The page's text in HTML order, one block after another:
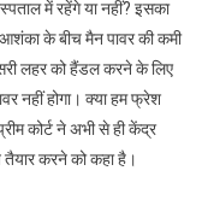
में रहेंगे या नहीं? इसका
आशंका के बीच मैन पावर की कमी
लहर को हैंडल करने के लिए
नहीं होगा। क्या हम फ्रेश
कोर्ट ने अभी से ही केंद्र
करने को कहा है।